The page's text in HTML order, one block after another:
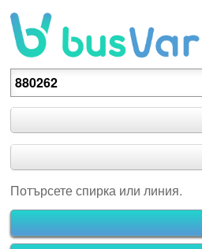
Потърсете спирка или линия.
Потърсете спирка или линия.